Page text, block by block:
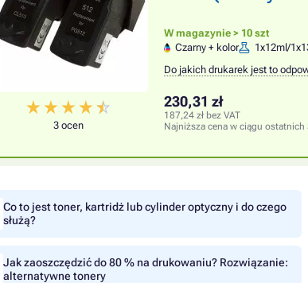
3 ocen
W magazynie > 10 szt
Czarny + kolor
1x12ml/
Do jakich drukarek jest to
230,31 zł
187,24 zł bez VAT
Najniższa cena w ciągu ostatnich
Co to jest toner, kartridż lub cylinder optyczny i do czego
służą?
Jak zaoszczędzić do 80 % na drukowaniu? Rozwiązanie:
alternatywne tonery